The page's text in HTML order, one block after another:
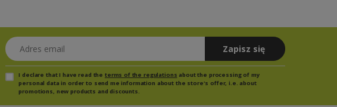
Adres email
Zapisz się
I declare that I have read the terms of the regulations about the processing of my
personal data in order to send me information about the store's offer, i.e. about
promotions, new products and discounts.